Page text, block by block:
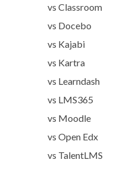
vs Classroom
vs Docebo
vs Kajabi
vs Kartra
vs Learndash
vs LMS365
vs Moodle
vs Open Edx
vs TalentLMS